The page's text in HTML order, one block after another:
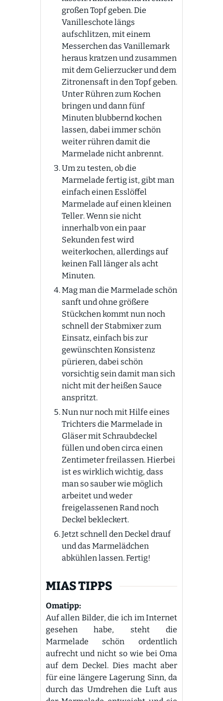
großen Topf geben. Die
Vanilleschote längs
aufschlitzen, mit einem
Messerchen das Vanillemark
heraus kratzen und zusammen
mit dem Gelierzucker und dem
Zitronensaft in den Topf geben.
Unter Rühren zum Kochen
bringen und dann fünf
Minuten blubbernd kochen
lassen, dabei immer schön
weiter rühren damit die
Marmelade nicht anbrennt.
Um zu testen, ob die
Marmelade fertig ist, gibt man
einfach einen Esslöffel
Marmelade auf einen kleinen
Teller. Wenn sie nicht
innerhalb von ein paar
Sekunden fest wird
weiterkochen, allerdings auf
keinen Fall länger als acht
Minuten.
Mag man die Marmelade schön
sanft und ohne größere
Stückchen kommt nun noch
schnell der Stabmixer zum
Einsatz, einfach bis zur
gewünschten Konsistenz
pürieren, dabei schön
vorsichtig sein damit man sich
nicht mit der heißen Sauce
anspritzt.
Nun nur noch mit Hilfe eines
Trichters die Marmelade in
Gläser mit Schraubdeckel
füllen und oben circa einen
Zentimeter freilassen. Hierbei
ist es wirklich wichtig, dass
man so sauber wie möglich
arbeitet und weder
freigelassenen Rand noch
Deckel bekleckert.
Jetzt schnell den Deckel drauf
und das Marmelädchen
abkühlen lassen. Fertig!
MIAS TIPPS
Omatipp:
Auf allen Bilder, die ich im Internet
gesehen habe, steht die
Marmelade schön ordentlich
aufrecht und nicht so wie bei Oma
auf dem Deckel. Dies macht aber
für eine längere Lagerung Sinn, da
durch das Umdrehen die Luft aus